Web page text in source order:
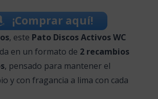
¡Comprar aquí!
, este Pato Discos Activos WC
en un formato de 2 recambios
, pensado para mantener el
y con fragancia a lima con cada